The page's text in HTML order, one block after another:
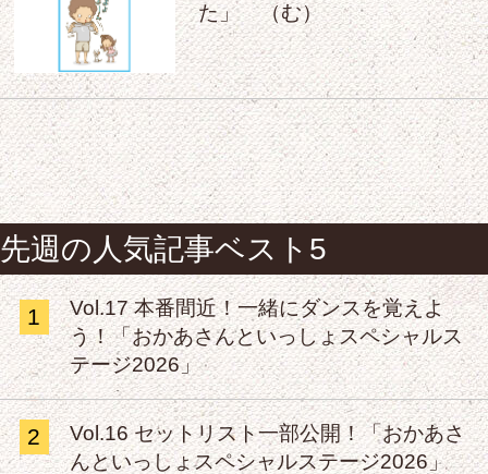
た」 （む）
先週の人気記事ベスト5
1
Vol.17 本番間近！一緒にダンスを覚えよ
う！「おかあさんといっしょスペシャルス
テージ2026」
2
Vol.16 セットリスト一部公開！「おかあさ
んといっしょスペシャルステージ2026」